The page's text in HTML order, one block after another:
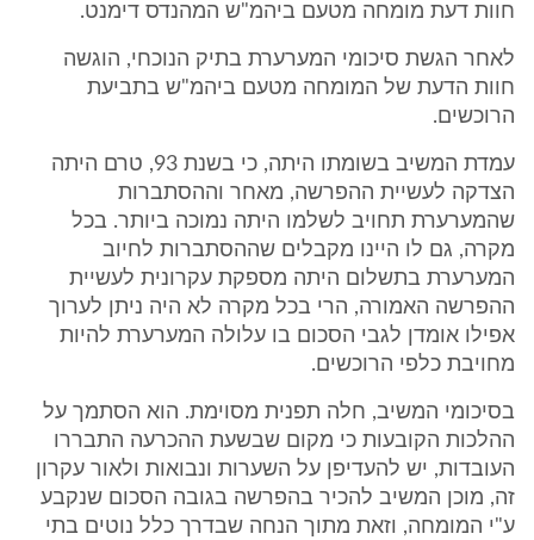
חוות דעת מומחה מטעם ביהמ"ש המהנדס דימנט.
לאחר הגשת סיכומי המערערת בתיק הנוכחי, הוגשה
חוות הדעת של המומחה מטעם ביהמ"ש בתביעת
הרוכשים.
עמדת המשיב בשומתו היתה, כי בשנת 93, טרם היתה
הצדקה לעשיית ההפרשה, מאחר וההסתברות
שהמערערת תחויב לשלמו היתה נמוכה ביותר. בכל
מקרה, גם לו היינו מקבלים שההסתברות לחיוב
המערערת בתשלום היתה מספקת עקרונית לעשיית
ההפרשה האמורה, הרי בכל מקרה לא היה ניתן לערוך
אפילו אומדן לגבי הסכום בו עלולה המערערת להיות
מחויבת כלפי הרוכשים.
בסיכומי המשיב, חלה תפנית מסוימת. הוא הסתמך על
ההלכות הקובעות כי מקום שבשעת ההכרעה התבררו
העובדות, יש להעדיפן על השערות ונבואות ולאור עקרון
זה, מוכן המשיב להכיר בהפרשה בגובה הסכום שנקבע
ע"י המומחה, וזאת מתוך הנחה שבדרך כלל נוטים בתי